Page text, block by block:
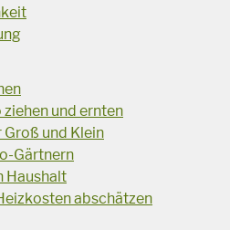
und ernten
und Klein
Gärtnern
Haushalt
abschätzen